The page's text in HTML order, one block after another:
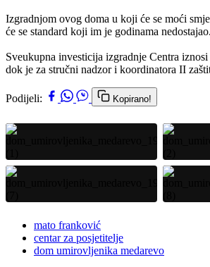
Izgradnjom ovog doma u koji će se moći
će se standard koji im je godinama nedostajao.
Sveukupna investicija izgradnje Centra
dok je za stručni nadzor i koordinatora II
Podijeli: Kopirano!
mato franković
centar za posjetitelje
dom umirovljenika medarevo